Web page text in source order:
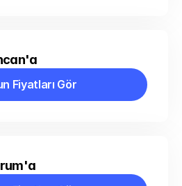
Fiyatları Gör
Fiyatları Gör